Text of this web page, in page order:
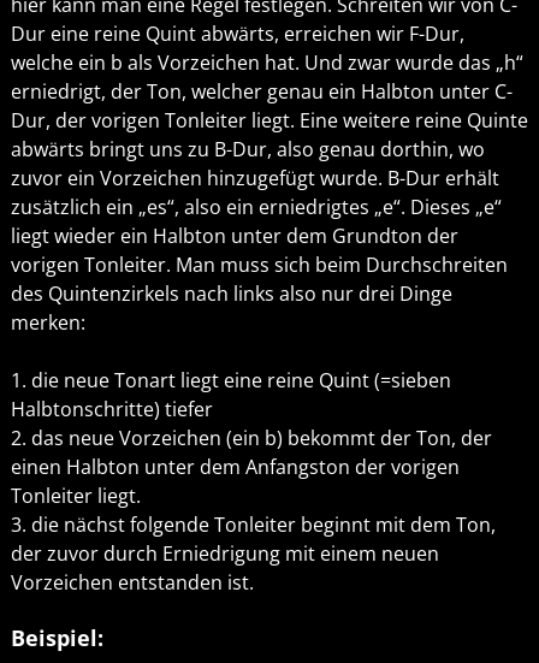
hier kann man eine Regel festlegen. Schreiten wir von C-
Dur eine reine Quint abwärts, erreichen wir F-Dur,
welche ein b als Vorzeichen hat. Und zwar wurde das „h“
erniedrigt, der Ton, welcher genau ein Halbton unter C-
Dur, der vorigen Tonleiter liegt. Eine weitere reine Quinte
abwärts bringt uns zu B-Dur, also genau dorthin, wo
zuvor ein Vorzeichen hinzugefügt wurde. B-Dur erhält
zusätzlich ein „es“, also ein erniedrigtes „e“. Dieses „e“
liegt wieder ein Halbton unter dem Grundton der
vorigen Tonleiter. Man muss sich beim Durchschreiten
des Quintenzirkels nach links also nur drei Dinge
merken:
1. die neue Tonart liegt eine reine Quint (=sieben
Halbtonschritte) tiefer
2. das neue Vorzeichen (ein b) bekommt der Ton, der
einen Halbton unter dem Anfangston der vorigen
Tonleiter liegt.
3. die nächst folgende Tonleiter beginnt mit dem Ton,
der zuvor durch Erniedrigung mit einem neuen
Vorzeichen entstanden ist.
Beispiel: